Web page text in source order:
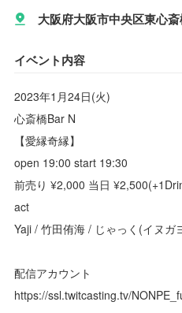
大阪府大阪市中央区東心
イベント内容
2023年1月24日(火)
心斎橋Bar N
【愛縁奇縁】
open 19:00 start 19:30
前売り ¥2,000 当日
act
Yaji / 竹田侑海 / じゃっく(イヌガ
配信アカウント
‪https://ssl.twitcasting.tv/